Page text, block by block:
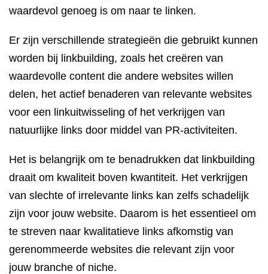
waardevol genoeg is om naar te linken.
Er zijn verschillende strategieën die gebruikt kunnen
worden bij linkbuilding, zoals het creëren van
waardevolle content die andere websites willen
delen, het actief benaderen van relevante websites
voor een linkuitwisseling of het verkrijgen van
natuurlijke links door middel van PR-activiteiten.
Het is belangrijk om te benadrukken dat linkbuilding
draait om kwaliteit boven kwantiteit. Het verkrijgen
van slechte of irrelevante links kan zelfs schadelijk
zijn voor jouw website. Daarom is het essentieel om
te streven naar kwalitatieve links afkomstig van
gerenommeerde websites die relevant zijn voor
jouw branche of niche.